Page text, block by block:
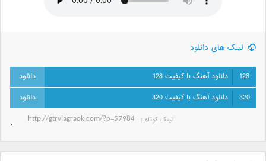
لینک های دانلود
128
دانلود آهنگ با کیفیت 128
320
دانلود آهنگ با کیفیت 320
لینک کوتاه‌ :